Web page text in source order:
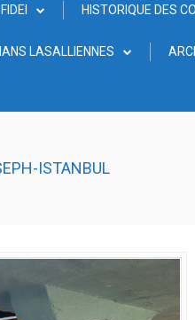
HISTORIQUE DES
LASALLIENNES
ISTANBUL